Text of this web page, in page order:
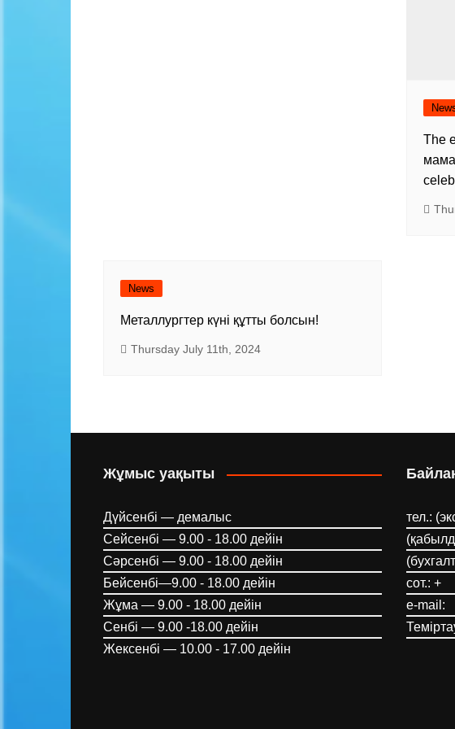
The
News
Металлургтер күні құтты болсын!
Thursday July 11th, 2024
Жұмыс уақыты
Дүйсенбі — демалыс
Сейсенбі — 9.00 - 18.00 дейін
Сәрсенбі — 9.00 - 18.00 дейін
Бейсенбі—9.00 - 18.00 дейін
Жұма — 9.00 - 18.00 дейін
Сенбі — 9.00 -18.00 дейін
Жексенбі — 10.00 - 17.00 дейін
тел.:
сот.: +
e-mail: